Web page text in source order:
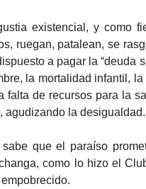
existencial, y como
ruegan, patalean, se
a pagar la “deuda
la mortalidad infantil,
falta de recursos para la
agudizando la desigualdad.
que el paraíso
como lo hizo el